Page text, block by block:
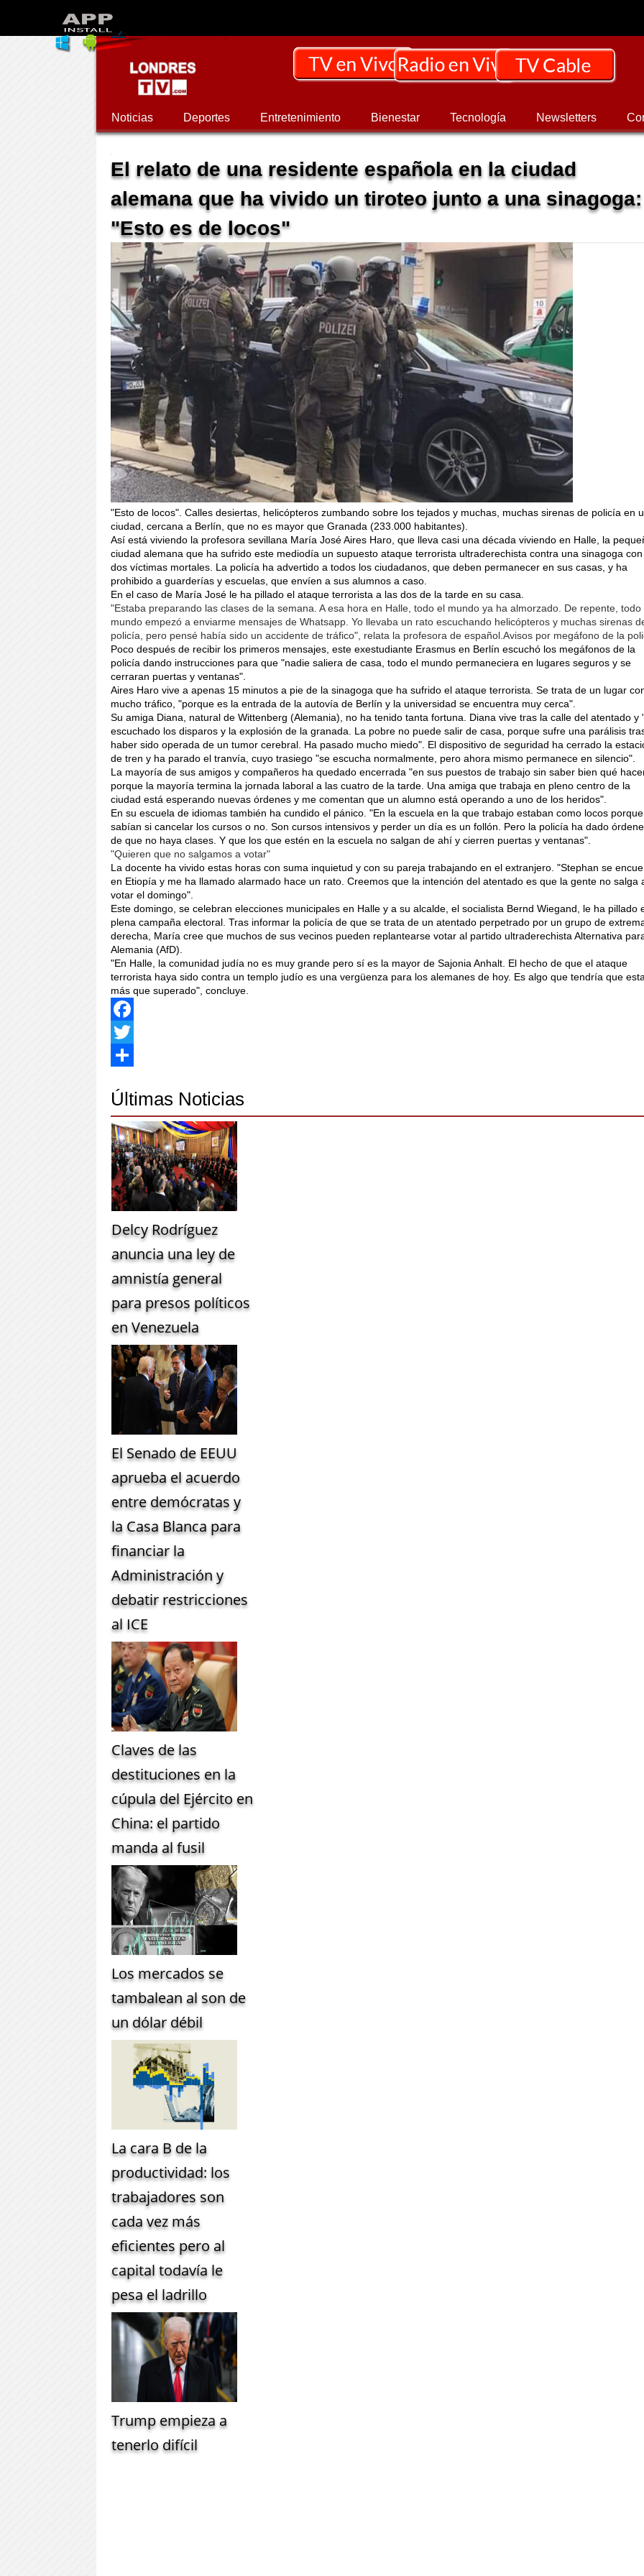
Noticias Deportes Entretenimiento Bienestar Tecnología Newsletters
El relato de una residente española en la ciudad
alemana que ha vivido un tiroteo junto a una sinagoga:
"Esto es de locos"
"Esto de locos". Calles desiertas, helicópteros zumbando sobre los tejados y muchas, muchas sirenas de policía en
ciudad, cercana a Berlín, que no es mayor que Granada (233.000 habitantes).
Así está viviendo la profesora sevillana María José Aires Haro, que lleva casi una década viviendo en Halle, la
ciudad alemana que ha sufrido este mediodía un supuesto ataque terrorista ultraderechista contra una sinagoga con
dos víctimas mortales. La policía ha advertido a todos los ciudadanos, que deben permanecer en sus casas, y ha
prohibido a guarderías y escuelas, que envíen a sus alumnos a caso.
En el caso de María José le ha pillado el ataque terrorista a las dos de la tarde en su casa.
"Estaba preparando las clases de la semana. A esa hora en Halle, todo el mundo ya ha almorzado. De repente, todo
mundo empezó a enviarme mensajes de Whatsapp. Yo llevaba un rato escuchando helicópteros y muchas sirenas
policía, pero pensé había sido un accidente de tráfico", relata la profesora de español.Avisos por megáfono de la
Poco después de recibir los primeros mensajes, este exestudiante Erasmus en Berlín escuchó los megáfonos de la
policía dando instrucciones para que "nadie saliera de casa, todo el mundo permaneciera en lugares seguros y se
cerraran puertas y ventanas".
Aires Haro vive a apenas 15 minutos a pie de la sinagoga que ha sufrido el ataque terrorista. Se trata de un lugar
mucho tráfico, "porque es la entrada de la autovía de Berlín y la universidad se encuentra muy cerca".
Su amiga Diana, natural de Wittenberg (Alemania), no ha tenido tanta fortuna. Diana vive tras la calle del atentado y
escuchado los disparos y la explosión de la granada. La pobre no puede salir de casa, porque sufre una parálisis
haber sido operada de un tumor cerebral. Ha pasado mucho miedo". El dispositivo de seguridad ha cerrado la
de tren y ha parado el tranvía, cuyo trasiego "se escucha normalmente, pero ahora mismo permanece en silencio".
La mayoría de sus amigos y compañeros ha quedado encerrada "en sus puestos de trabajo sin saber bien qué
porque la mayoría termina la jornada laboral a las cuatro de la tarde. Una amiga que trabaja en pleno centro de la
ciudad está esperando nuevas órdenes y me comentan que un alumno está operando a uno de los heridos".
En su escuela de idiomas también ha cundido el pánico. "En la escuela en la que trabajo estaban como locos
sabían si cancelar los cursos o no. Son cursos intensivos y perder un día es un follón. Pero la policía ha dado
de que no haya clases. Y que los que estén en la escuela no salgan de ahí y cierren puertas y ventanas".
"Quieren que no salgamos a votar"
La docente ha vivido estas horas con suma inquietud y con su pareja trabajando en el extranjero. "Stephan se
en Etiopía y me ha llamado alarmado hace un rato. Creemos que la intención del atentado es que la gente no salga
votar el domingo".
Este domingo, se celebran elecciones municipales en Halle y a su alcalde, el socialista Bernd Wiegand, le ha pillado
plena campaña electoral. Tras informar la policía de que se trata de un atentado perpetrado por un grupo de
derecha, María cree que muchos de sus vecinos pueden replantearse votar al partido ultraderechista Alternativa
Alemania (AfD).
"En Halle, la comunidad judía no es muy grande pero sí es la mayor de Sajonia Anhalt. El hecho de que el ataque
terrorista haya sido contra un templo judío es una vergüenza para los alemanes de hoy. Es algo que tendría que
más que superado", concluye.
Facebook
Twitter
Últimas Noticias
Delcy Rodríguez
anuncia una ley de
amnistía general
para presos políticos
en Venezuela
El Senado de EEUU
aprueba el acuerdo
entre demócratas y
la Casa Blanca para
financiar la
Administración y
debatir restricciones
al ICE
Claves de las
destituciones en la
cúpula del Ejército en
China: el partido
manda al fusil
Los mercados se
tambalean al son de
un dólar débil
La cara B de la
productividad: los
trabajadores son
cada vez más
eficientes pero al
capital todavía le
pesa el ladrillo
Trump empieza a
tenerlo difícil